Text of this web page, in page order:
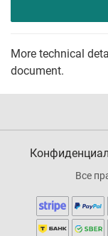
More technical
document.
Все